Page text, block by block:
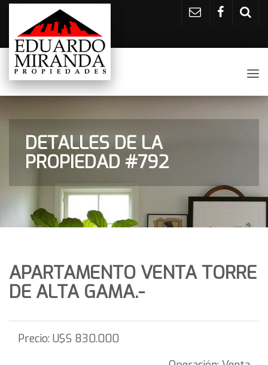
DETALLES DE LA
PROPIEDAD #792
APARTAMENTO VENTA TORRE
DE ALTA GAMA.-
Precio: U$S 830.000